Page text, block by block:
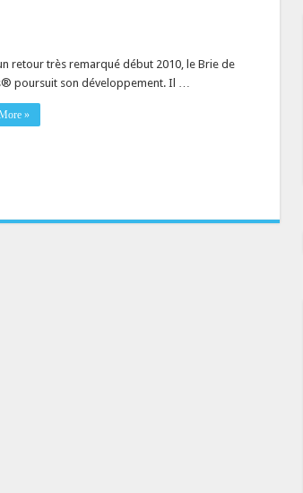
retour très remarqué début 2010, le Brie de
poursuit son développement. Il …
»